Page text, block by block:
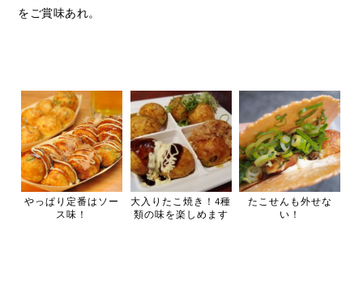
をご賞味あれ。
やっぱり定番はソー
ス味！
大入りたこ焼き！4種
類の味を楽しめます
たこせんも外せな
い！